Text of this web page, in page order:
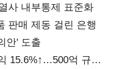
사 내부통제 표준화
판매 제동 걸린 은행
안' 도출
15.6%↑…500억 규모